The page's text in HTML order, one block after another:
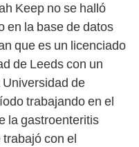
Keep no se halló
en la base de datos
que es un licenciado
de Leeds con un
de
trabajando en el
la gastroenteritis
con el